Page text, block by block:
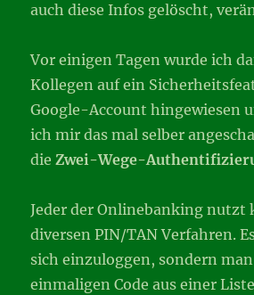
auch diese Infos gelöscht,
Vor einigen Tagen wurde ich
Kollegen auf ein
Google-Account hingewiesen
ich mir das mal selber
dieZwei-Wege-
Jeder der Onlinebanking nutzt
diversen PIN/TAN Verfahren.
sich einzuloggen, sondern
einmaligen Code aus einer